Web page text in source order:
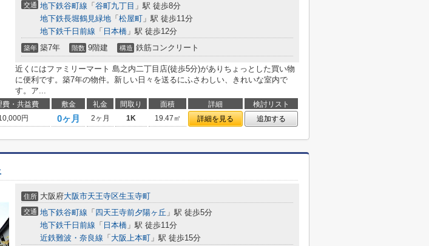
交通 地下鉄谷町線 「 谷町九丁目 」駅 徒歩8分
地下鉄長堀鶴見緑地 「 松屋町 」駅 徒歩11分
地下鉄千日前線 「 日本橋 」駅 徒歩12分
築年 築7年 階数 9階建 構造 鉄筋コンクリート
近くにはファミリーマート 島之内二丁目店(徒歩5分)がありちょっとした買い物
に便利です。築7年の物件。新しい日々を送るにふさわしい、きれいな室内で
す。ア...
費・共益費 敷金 礼金 間取り 面積 詳細
検討リスト
円 0ヶ月 2ヶ月 1K 19.47㎡ 詳細を見る 追加する
住所 大阪府大阪市天王寺区生玉寺町
交通 地下鉄谷町線 「 四天王寺前夕陽ヶ丘 」駅 徒歩5分
地下鉄千日前線 「 日本橋 」駅 徒歩11分
近鉄難波・奈良線 「 大阪上本町 」駅 徒歩15分